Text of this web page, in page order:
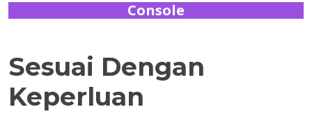
Console
Sesuai Dengan
Keperluan